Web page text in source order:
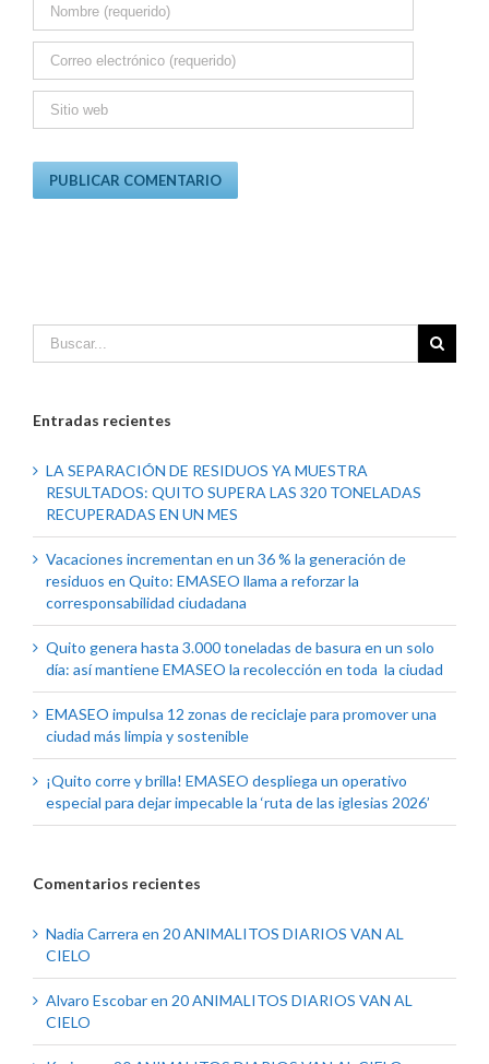
Entradas recientes
LA SEPARACIÓN DE RESIDUOS YA MUESTRA
RESULTADOS: QUITO SUPERA LAS 320 TONELADAS
RECUPERADAS EN UN MES
Vacaciones incrementan en un 36 % la generación de
residuos en Quito: EMASEO llama a reforzar la
corresponsabilidad ciudadana
Quito genera hasta 3.000 toneladas de basura en un solo
día: así mantiene EMASEO la recolección en toda la ciudad
EMASEO impulsa 12 zonas de reciclaje para promover una
ciudad más limpia y sostenible
¡Quito corre y brilla! EMASEO despliega un operativo
especial para dejar impecable la ‘ruta de las iglesias 2026’
Comentarios recientes
Nadia Carrera en 20 ANIMALITOS DIARIOS VAN AL
CIELO
Alvaro Escobaren 20 ANIMALITOS DIARIOS VAN AL
CIELO